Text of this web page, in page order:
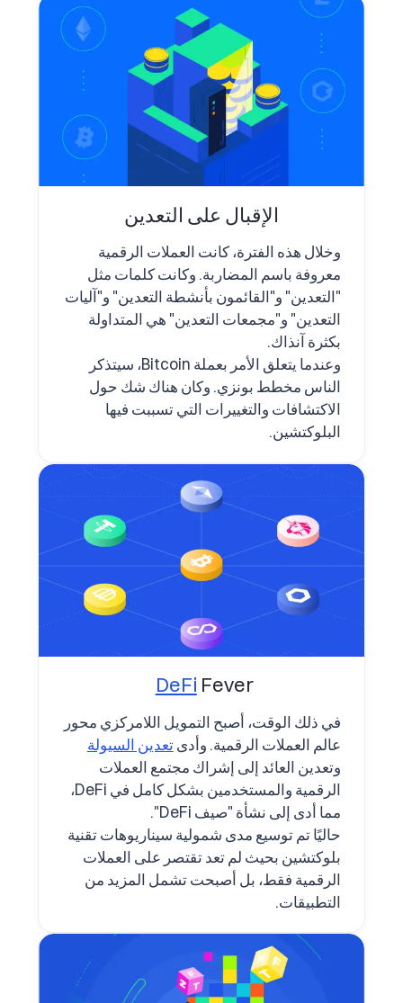
الإقبال على التعدين
وخلال هذه الفترة، كانت العملات الرقمية
معروفة باسم المضاربة. وكانت كلمات مثل
"التعدين" و"القائمون بأنشطة التعدين" و"آليات
التعدين" و"مجمعات التعدين" هي المتداولة
بكثرة آنذاك.
وعندما يتعلق الأمر بعملة Bitcoin، سيتذكر
الناس مخطط بونزي. وكان هناك شك حول
الاكتشافات والتغييرات التي تسببت فيها
البلوكتشين.
DeFi Fever
في ذلك الوقت، أصبح التمويل اللامركزي محور
عالم العملات الرقمية. وأدىتعدين السيولة
وتعدين العائد إلى إشراك مجتمع العملات
الرقمية والمستخدمين بشكل كامل في DeFi،
مما أدى إلى نشأة "صيف DeFi".
حاليًا تم توسيع مدى شمولية سيناريوهات تقنية
بلوكتشين بحيث لم تعد تقتصر على العملات
الرقمية فقط، بل أصبحت تشمل المزيد من
التطبيقات.